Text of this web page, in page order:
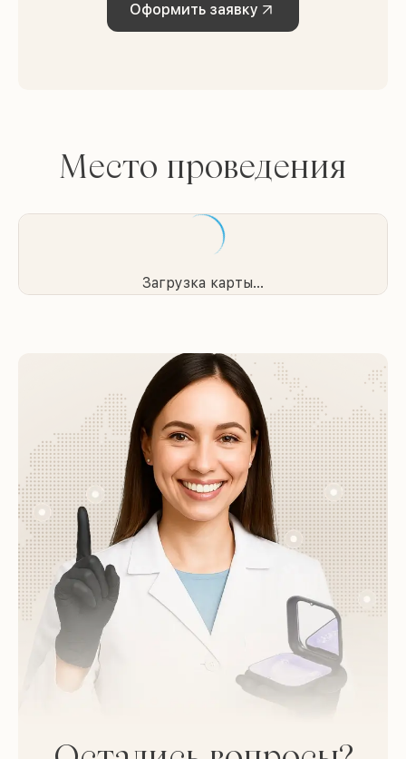
Оформить заявку
Место проведения
Загрузка карты...